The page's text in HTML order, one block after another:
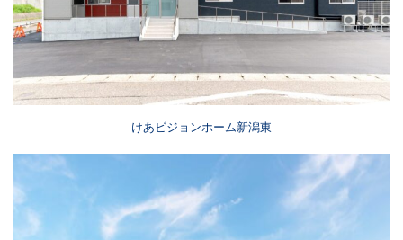
けあビジョンホーム新潟東